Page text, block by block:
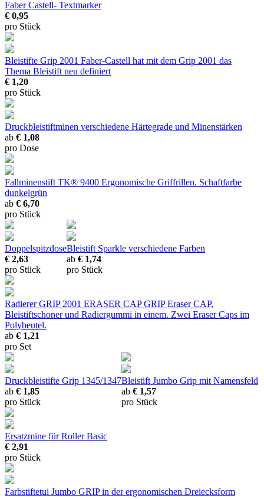
Faber Castell- Textmarker
€ 0,95
pro Stück
Bleistifte Grip 2001 Faber-Castell hat mit dem Grip 2001 das
Thema Bleistift neu definiert
€ 1,20
pro Stück
Druckbleistiftminen verschiedene Härtegrade und Minenstärken
ab € 1,08
pro Dose
Fallminenstift TK® 9400 Ergonomische Griffrillen. Schaftfarbe
dunkelgrün
ab € 6,70
pro Stück
Doppelspitzdose
€ 2,63
pro Stück
Bleistift Sparkle verschiedene Farben
ab € 1,74
pro Stück
Radierer GRIP 2001 ERASER CAPGRIP Eraser CAP,
Bleistiftschoner und Radiergummi in einem. Zwei Eraser Caps im
Polybeutel.
ab € 1,21
pro Set
Druckbleistifte Grip 1345/1347
ab € 1,85
pro Stück
Bleistift Jumbo Grip mit Namensfeld
ab € 1,57
pro Stück
Ersatzmine für Roller Basic
€ 2,91
pro Stück
Farbstiftetui Jumbo GRIPin der ergonomischen Dreiecksform